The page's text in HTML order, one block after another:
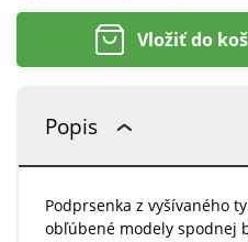
Vložiť do
Popis
Podprsenka z vyšívaného
obľúbené modely spodnej